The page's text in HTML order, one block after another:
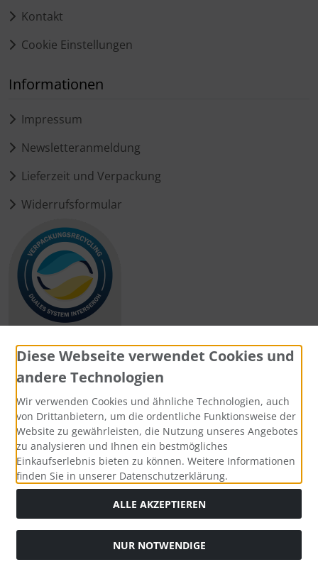
Kontakt
Cookie Einstellungen
Informationen
Impressum
Newsletteranmeldung
Lieferzeit und Verpackung
Widerrufsformular
Zahlungsmethoden
Social Media
Widerrufsformular
Diese Webseite verwendet Cookies und
andere Technologien
Wir verwenden Cookies und ähnliche Technologien, auch
von Drittanbietern, um die ordentliche Funktionsweise der
Website zu gewährleisten, die Nutzung unseres Angebotes
zu analysieren und Ihnen ein bestmögliches
Einkaufserlebnis bieten zu können. Weitere Informationen
finden Sie in unserer Datenschutzerklärung.
ALLE AKZEPTIEREN
NUR NOTWENDIGE